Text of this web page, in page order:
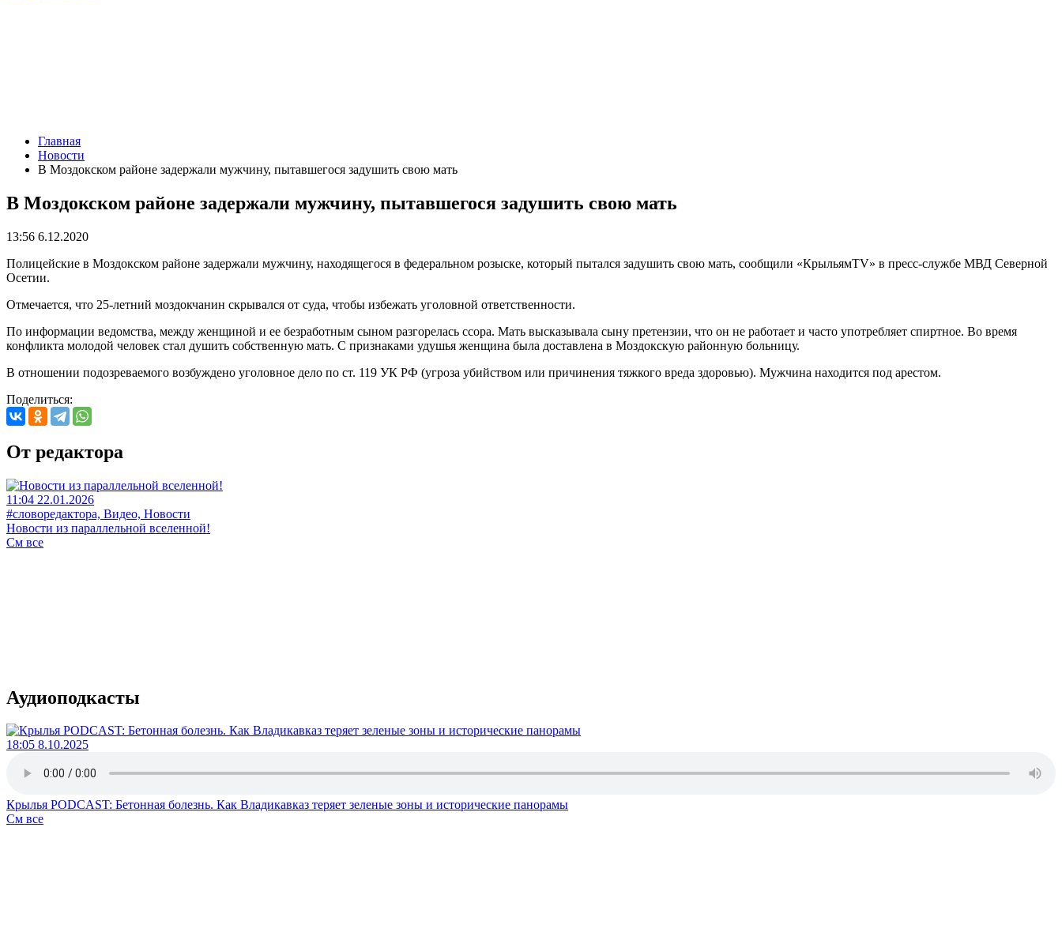
Главная
Новости
В Моздокском районе задержали мужчину, пытавшегося задушить свою мать
В Моздокском районе задержали мужчину, пытавшегося задушить свою мать
13:56 6.12.2020
Полицейские в Моздокском районе задержали мужчину, находящегося в федеральном розыске, который пытался задушить свою мать, сообщили «КрыльямTV» в пресс-службе МВД Северной
Осетии.
Отмечается, что 25-летний моздокчанин скрывался от суда, чтобы избежать уголовной ответственности.
По информации ведомства, между женщиной и ее безработным сыном разгорелась ссора. Мать высказывала сыну претензии, что он не работает и часто употребляет спиртное. Во время
конфликта молодой человек стал душить собственную мать. С признаками удушья женщина была доставлена в Моздокскую районную больницу.
В отношении подозреваемого возбуждено уголовное дело по ст. 119 УК РФ (угроза убийством или причинения тяжкого вреда здоровью). Мужчина находится под арестом.
Поделиться:
От редактора
11:04 22.01.2026
#словоредактора, Видео, Новости
Новости из параллельной вселенной!
См все
Аудиоподкасты
18:05 8.10.2025
Крылья PODCAST: Бетонная болезнь. Как Владикавказ теряет зеленые зоны и исторические панорамы
См все